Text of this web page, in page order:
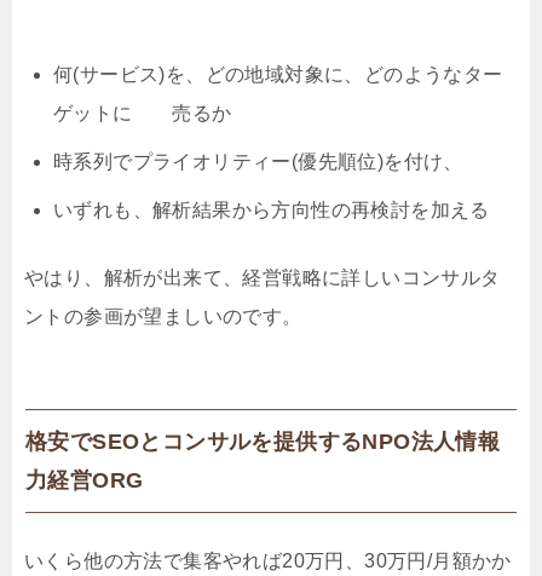
何(サービス)を、どの地域対象に、どのようなター
ゲットに 売るか
時系列でプライオリティー(優先順位)を付け、
いずれも、解析結果から方向性の再検討を加える
やはり、解析が出来て、経営戦略に詳しいコンサルタ
ントの参画が望ましいのです。
格安でSEOとコンサルを提供するNPO法人情報
力経営ORG
いくら他の方法で集客やれば20万円、30万円/月額かか